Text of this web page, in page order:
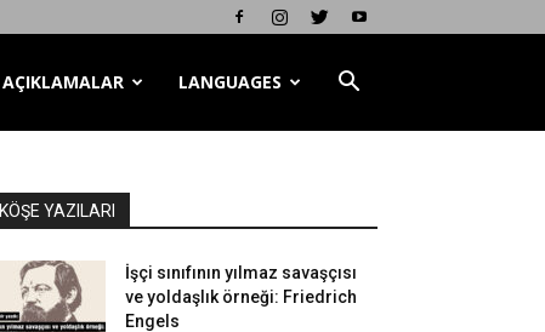
AÇIKLAMALAR LANGUAGES
KÖŞE YAZILARI
İşçi sınıfının yılmaz savaşçısı
ve yoldaşlık örneği: Friedrich
Engels